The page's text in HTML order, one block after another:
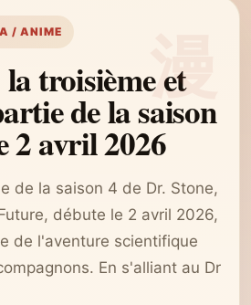
/ ANIME
troisième et
de la saison
2 avril 2026
de la saison 4 de Dr. Stone,
débute le 2 avril 2026,
de l'aventure scientifique
En s'alliant au Dr